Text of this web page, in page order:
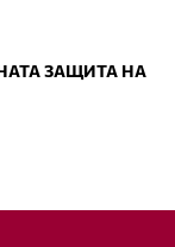
ЗАЩИТА НА